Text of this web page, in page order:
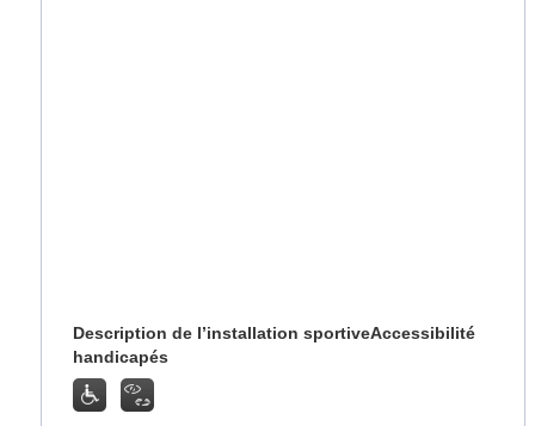
Description de l’installation sportiveAccessibilité
handicapés